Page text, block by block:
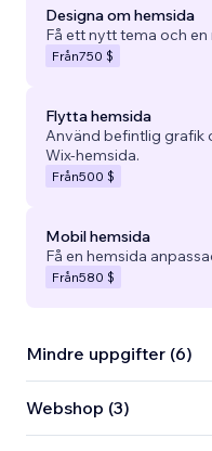
Designa om hemsida
Få ett nytt tema och
Från750 $
Flytta hemsida
Använd befintlig grafik
Wix-hemsida.
Från500 $
Mobil hemsida
Få en hemsida
Från580 $
Mindre uppgifter (6)
Webshop (3)